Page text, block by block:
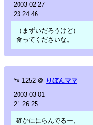
2003-02-27
23:24:46
（まずいだろうけど）
食ってくださいな。
🐾 1252 ＠ りぼんママ
2003-03-01
21:26:25
確かににらんでるー。